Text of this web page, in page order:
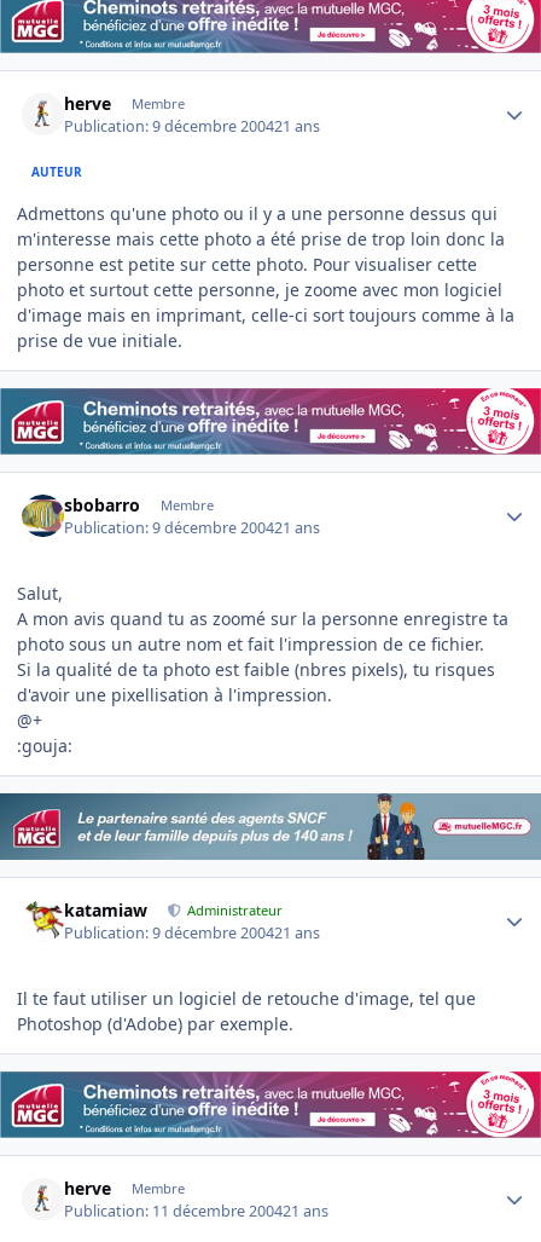
herve Membre
Publication:9 décembre 200421 ans
AUTEUR
Admettons qu'une photo ou il y a une personne dessus qui
m'interesse mais cette photo a été prise de trop loin donc la
personne est petite sur cette photo. Pour visualiser cette
photo et surtout cette personne, je zoome avec mon logiciel
d'image mais en imprimant, celle-ci sort toujours comme à la
prise de vue initiale.
sbobarro Membre
Publication:9 décembre 200421 ans
Salut,
A mon avis quand tu as zoomé sur la personne enregistre ta
photo sous un autre nom et fait l'impression de ce fichier.
Si la qualité de ta photo est faible (nbres pixels), tu risques
d'avoir une pixellisation à l'impression.
@+
:gouja:
katamiaw Administrateur
Publication:9 décembre 200421 ans
Il te faut utiliser un logiciel de retouche d'image, tel que
Photoshop (d'Adobe) par exemple.
herve Membre
Publication: 11 décembre 200421 ans